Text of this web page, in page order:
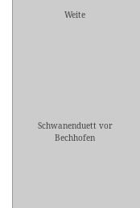
Weite
Schwanenduett vor
Bechhofen